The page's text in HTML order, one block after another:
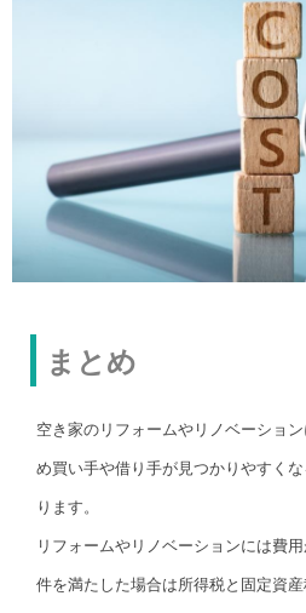
まとめ
空き家のリフォームやリノベーショ
め買い手や借り手が見つかりやすく
ります。
リフォームやリノベーションには費
件を満たした場合は所得税と固定資産